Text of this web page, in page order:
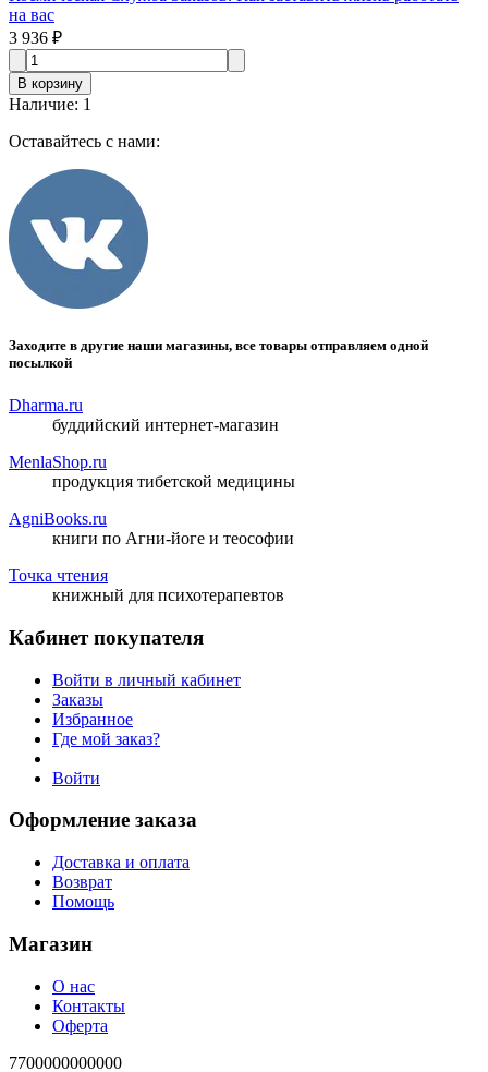
на вас
3 936 ₽
В корзину
Наличие: 1
Оставайтесь с нами:
Заходите в другие наши магазины, все товары отправляем одной
посылкой
Dharma.ru
буддийский интернет-магазин
MenlaShop.ru
продукция тибетской медицины
AgniBooks.ru
книги по Агни-йоге и теософии
Точка чтения
книжный для психотерапевтов
Кабинет покупателя
Войти в личный кабинет
Заказы
Избранное
Где мой заказ?
Войти
Оформление заказа
Доставка и оплата
Возврат
Помощь
Магазин
О нас
Контакты
Оферта
7700000000000